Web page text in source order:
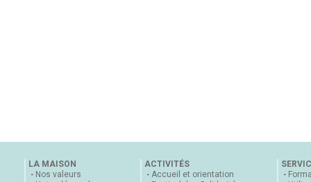
LA MAISON
Nos valeurs
ACTIVITÉS
Accueil et orientation